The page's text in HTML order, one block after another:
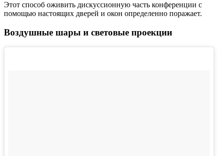
Этот способ оживить дискуссионную часть конференции с
помощью настоящих дверей и окон определенно поражает.
Воздушные шары и световые проекции